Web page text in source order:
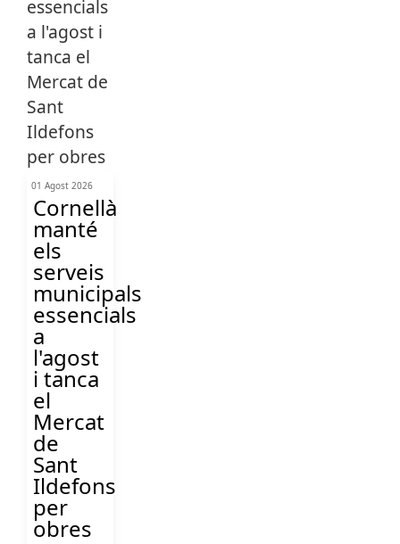
01 Agost 2026
Cornellà
manté
els
serveis
municipals
essencials
a
l'agost
i tanca
el
Mercat
de
Sant
Ildefons
per
obres